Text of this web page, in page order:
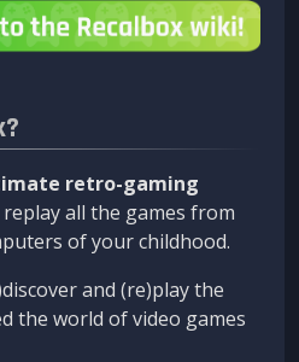
retro-gaming
all the games from
of your childhood.
and (re)play the
the world of video games